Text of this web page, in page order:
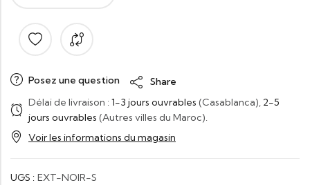
Posez une question
Share
Délai de livraison : 1-3 jours ouvrables (Casablanca), 2-5
jours ouvrables (Autres villes du Maroc).
Voir les informations du magasin
UGS : EXT-NOIR-S